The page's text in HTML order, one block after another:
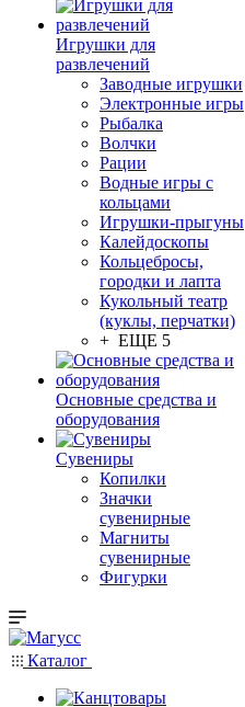
Игрушки для
развлечений
Заводные игрушки
Электронные игры
Рыбалка
Волчки
Рации
Водные игры с
кольцами
Игрушки-прыгуны
Калейдоскопы
Кольцебросы,
городки и лапта
Кукольный театр
(куклы, перчатки)
+ ЕЩЕ 5
Основные средства и
оборудования
Сувениры
Копилки
Значки
сувенирные
Магниты
сувенирные
Фигурки
Каталог